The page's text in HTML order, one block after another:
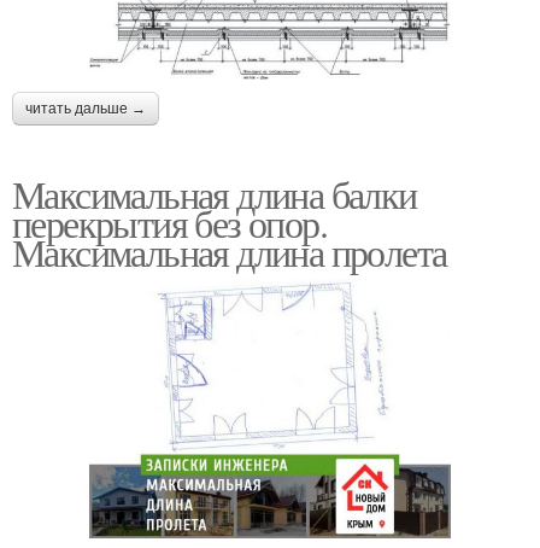
читать дальше →
Максимальная длина балки
перекрытия без опор.
Максимальная длина пролета